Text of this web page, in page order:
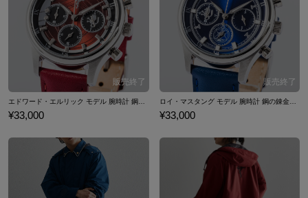
¥33,000
ロイ・マスタング モデル 腕時計 鋼の錬金術師
¥33,000